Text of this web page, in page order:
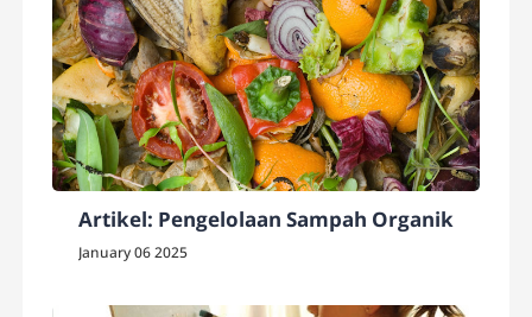
Artikel: Pengelolaan Sampah Organik
January 06 2025